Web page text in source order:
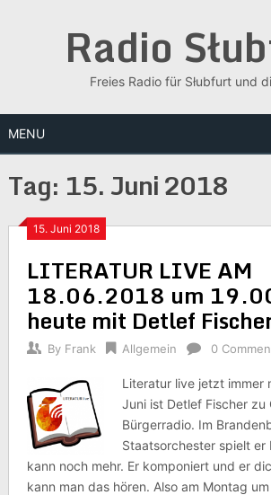
Radio
Freies Radio für Słubfurt und
MENU
Tag: 15. Juni 2018
15. Juni 2018
LITERATUR LIVE AM
18.06.2018 um
heute mit Detlef
By Frank Allgemein 0
Literatur live jetzt immer
Juni ist Detlef Fischer zu
Bürgerradio. Im
Staatsorchester spielt er
kann noch mehr. Er komponiert und er
kann man das hören. Also am Montag